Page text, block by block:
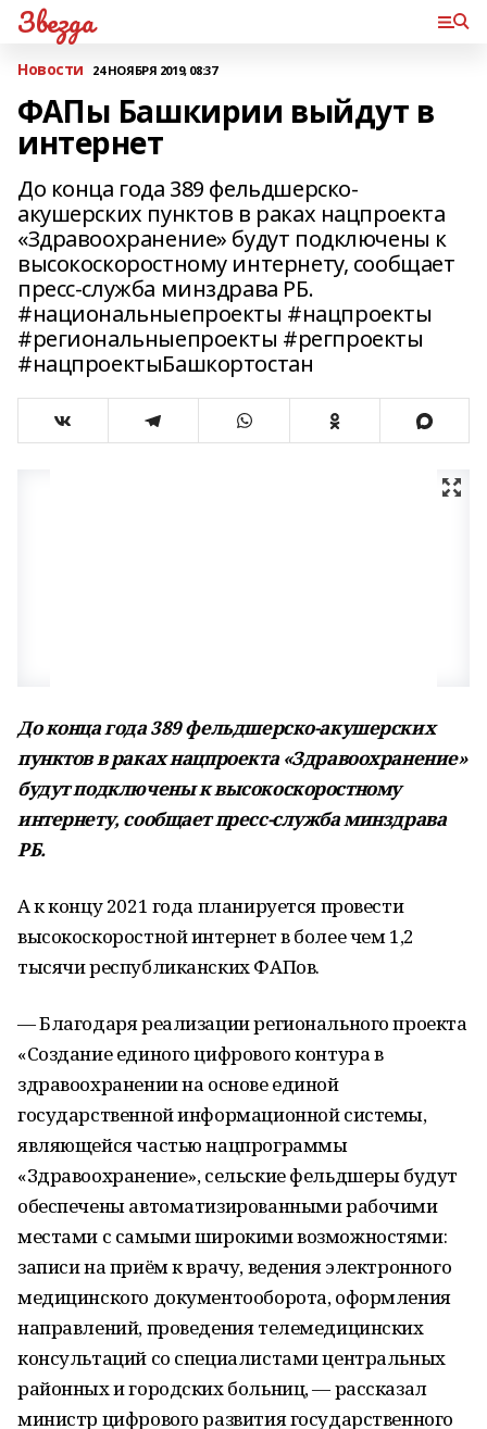
Звезда
Новости 24 НОЯБРЯ 2019, 08:37
ФАПы Башкирии выйдут в
интернет
До конца года 389 фельдшерско-
акушерских пунктов в раках нацпроекта
«Здравоохранение» будут подключены к
высокоскоростному интернету, сообщает
пресс-служба минздрава РБ.
#национальныепроекты #нацпроекты
#региональныепроекты #регпроекты
#нацпроектыБашкортостан
До конца года 389 фельдшерско-акушерских
пунктов в раках нацпроекта «Здравоохранение»
будут подключены к высокоскоростному
интернету, сообщает пресс-служба минздрава
РБ.
А к концу 2021 года планируется провести
высокоскоростной интернет в более чем 1,2
тысячи республиканских ФАПов.
— Благодаря реализации регионального проекта
«Создание единого цифрового контура в
здравоохранении на основе единой
государственной информационной системы,
являющейся частью нацпрограммы
«Здравоохранение», сельские фельдшеры будут
обеспечены автоматизированными рабочими
местами с самыми широкими возможностями:
записи на приём к врачу, ведения электронного
медицинского документооборота, оформления
направлений, проведения телемедицинских
консультаций со специалистами центральных
районных и городских больниц, — рассказал
министр цифрового развития государственного